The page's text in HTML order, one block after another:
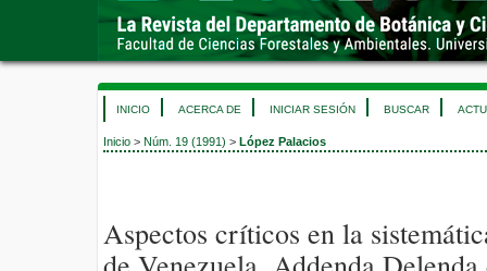
INICIO ACERCA DE INICIAR SESIÓN BUSCAR
Inicio > Núm. 19 (1991) > López Palacios
Aspectos críticos en la